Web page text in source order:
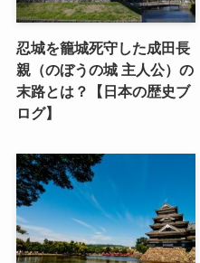
忍城を籠城死守した成田長
親（のぼうの城 主人公）の
末路とは？【日本の歴史ブ
ログ】